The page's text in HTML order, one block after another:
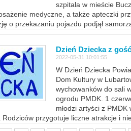
szpitala w mieście
medyczne, a także apteczki
o przekazaniu pojazdu podjął
Dzień Dziecka z
2022-05-31 10:01:55
W Dzień Dziecka
Dom Kultury w
wychowanków do sali
ogrodu PMDK. 1
młodzi artyści z PMDK
przygotuje liczne atrakcje i